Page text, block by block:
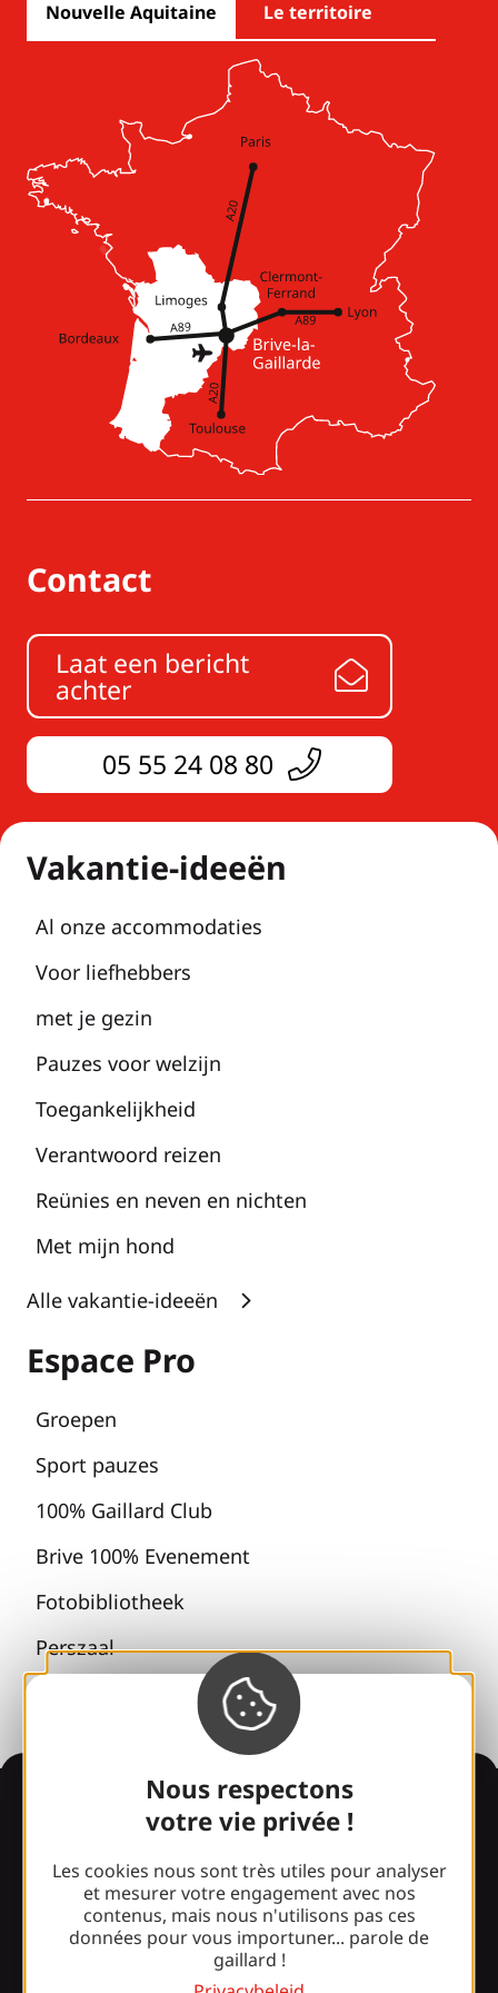
Nous respectons
votre vie privée !
Les cookies nous sont très utiles pour analyser
et mesurer votre engagement avec nos
contenus, mais nous n'utilisons pas ces
données pour vous importuner... parole de
gaillard !
Nouvelle Aquitaine Le territoire
Contact
Laat een bericht
achter
05 55 24 08 80
Vakantie-ideeën
Al onze accommodaties
Voor liefhebbers
met je gezin
Pauzes voor welzijn
Toegankelijkheid
Verantwoord reizen
Reünies en neven en nichten
Met mijn hond
Alle vakantie-ideeën
Espace Pro
Groepen
Sport pauzes
100% Gaillard Club
Brive 100% Evenement
Fotobibliotheek
Perszaal
Informatie
Verrast door ons
ontwerp?
Onze openingstijden